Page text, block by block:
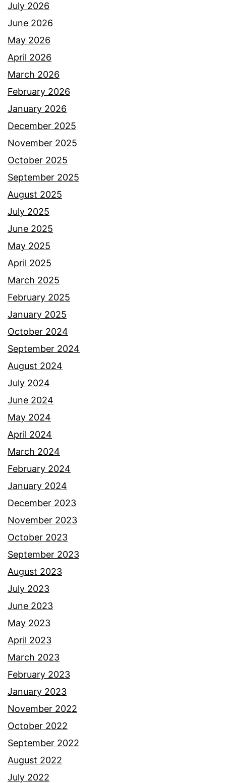
July 2026
June 2026
May 2026
April 2026
March 2026
February 2026
January 2026
December 2025
November 2025
October 2025
September 2025
August 2025
July 2025
June 2025
May 2025
April 2025
March 2025
February 2025
January 2025
October 2024
September 2024
August 2024
July 2024
June 2024
May 2024
April 2024
March 2024
February 2024
January 2024
December 2023
November 2023
October 2023
September 2023
August 2023
July 2023
June 2023
May 2023
April 2023
March 2023
February 2023
January 2023
November 2022
October 2022
September 2022
August 2022
July 2022